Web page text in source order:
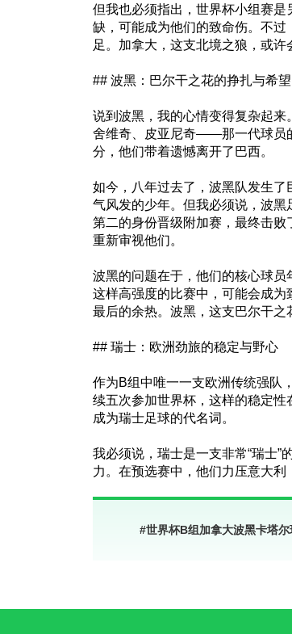
但我也必须指出，世界杯小组赛
缺，可能成为他们的致命伤。不
足。加拿大，这支北境之狼，或许
## 波黑：巴尔干之花的挣扎与希望
说到波黑，我的心情变得复杂起
舍维奇、皮亚尼奇——那一代球员
分，他们带着遗憾离开了巴西。
如今，八年过去了，波黑队发生
气风发的少年。但我必须说，波
第二的身份晋级附加赛，最终击
重新审视他们。
波黑的问题在于，他们的核心球
这样高强度的比赛中，可能会成
最后的余热。波黑，这支巴尔干之
## 瑞士：欧洲劲旅的稳定与野心
作为B组中唯一一支欧洲传统强队
续五次参加世界杯，这样的稳定
成为瑞士足球的代名词。
我必须说，瑞士是一支非常“瑞士
力。在预选赛中，他们力压意大利
#世界杯B组加拿大波黑卡塔